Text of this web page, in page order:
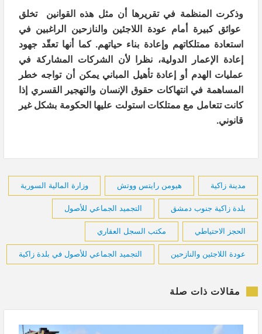
وذكرت المنظمة في تقريرها أن مثل هذه القوانين تخلق
عوائق كبيرة أمام عودة اللاجئين والنازحين الراغبين في
استعادة ممتلكاتهم وإعادة بناء حياتهم. كما أنها تعقّد جهود
إعادة الإعمار الدولية، نظرا لأن الشركات المشاركة في
عمليات الهدم أو إعادة تأهيل المباني يمكن أن تواجه خطر
المساهمة في انتهاكات حقوق الإنسان والتهجير القسري إذا
كانت تتعامل مع ممتلكات استولت عليها الحكومة بشكل غير
قانوني.
مدينة زاكية هيومن رايتس ووتش وزارة المالية السورية
بلدة زاكية جنوب دمشق التجميد الجماعي للأصول
الحجز الاحتياطي مكتب السجل العقاري
عودة اللاجئين والنازحين التجميد الجماعي للأصول في بلدة زاكية
مقالات ذات صلة